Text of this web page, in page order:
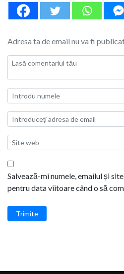
Adresa ta de email nu va fi
Salvează-mi numele, emailul și
pentru data viitoare când o să
Trimite